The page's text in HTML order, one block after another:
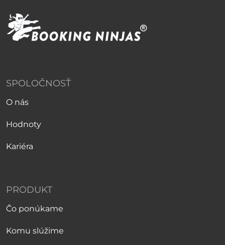
SPOLOČNOSŤ
O nás
Hodnoty
Kariéra
PRODUKT
Čo ponúkame
Komu slúžime